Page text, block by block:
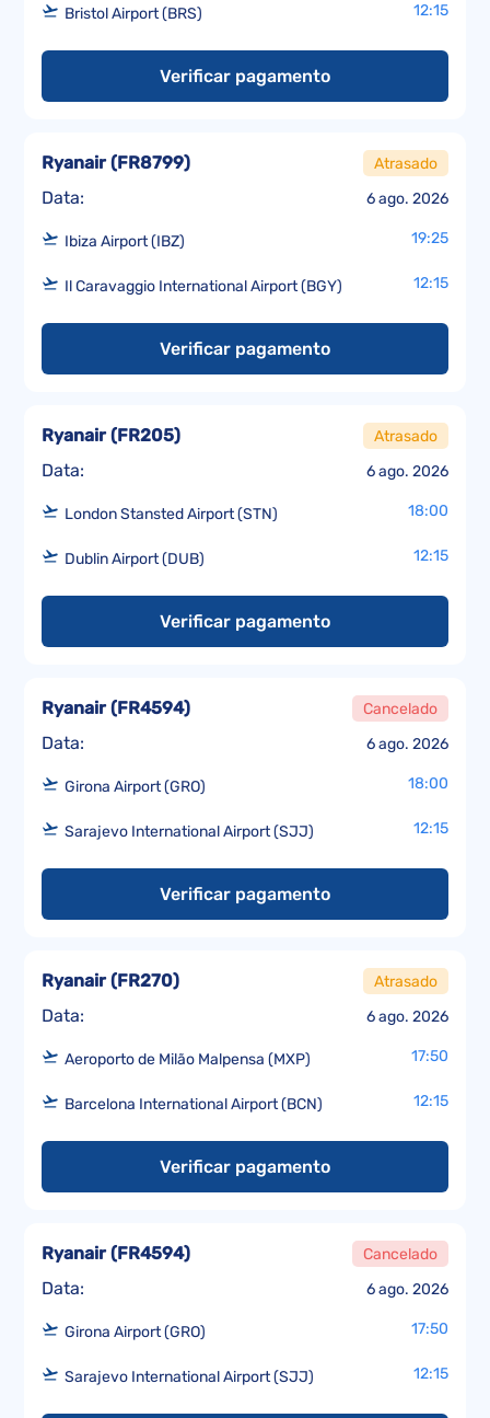
Bristol Airport (BRS) 12:15
Verificar pagamento
Data: 6 ago. 2026
Ryanair(FR8799) Atrasado
Ibiza Airport (IBZ) 19:25
Il Caravaggio International Airport (BGY) 12:15
Verificar pagamento
Data: 6 ago. 2026
Ryanair(FR205) Atrasado
London Stansted Airport (STN) 18:00
Dublin Airport (DUB) 12:15
Verificar pagamento
Data: 6 ago. 2026
Ryanair(FR4594) Cancelado
Girona Airport (GRO) 18:00
Sarajevo International Airport (SJJ) 12:15
Verificar pagamento
Data: 6 ago. 2026
Ryanair(FR270) Atrasado
Aeroporto de Milão Malpensa (MXP) 17:50
Barcelona International Airport (BCN) 12:15
Verificar pagamento
Data: 6 ago. 2026
Ryanair(FR4594) Cancelado
Girona Airport (GRO) 17:50
Sarajevo International Airport (SJJ) 12:15